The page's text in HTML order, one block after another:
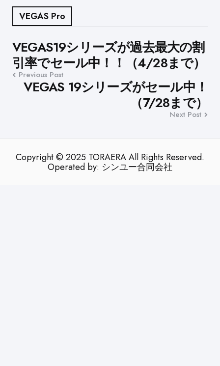
VEGAS Pro
Post
navigation
VEGAS19シリーズが過去最大の割
引率でセール中！！（4/28まで）
Previous Post
VEGAS 19シリーズがセール中！
（7/28まで）
Next Post
Copyright © 2025 TORAERA All Rights Reserved.
Operated by: シンユー合同会社